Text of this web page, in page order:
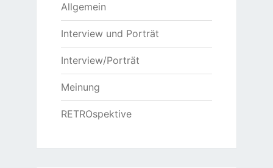
Allgemein
Interview und Porträt
Interview/Porträt
Meinung
RETROspektive